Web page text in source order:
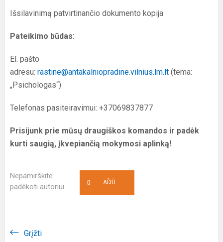
Išsilavinimą patvirtinančio dokumento kopija
Pateikimo būdas:
El. pašto
adresu: rastine@antakalniopradine.vilnius.lm.lt (tema:
„Psichologas“)
Telefonas pasiteiravimui: +37069837877
Prisijunk prie mūsų draugiškos komandos ir padėk
kurti saugią, įkvepiančią mokymosi aplinką!
Nepamirškite
padėkoti autoriui
AČIŪ
0
Grįžti